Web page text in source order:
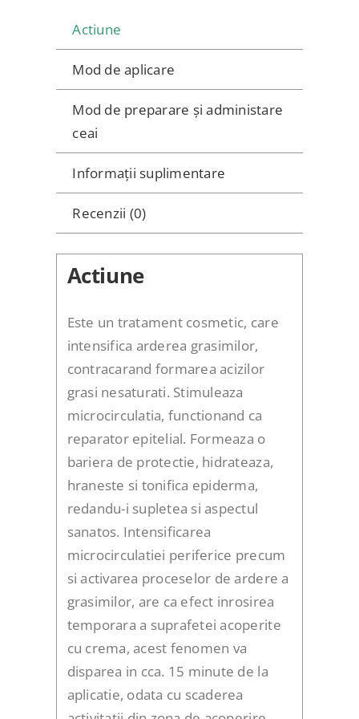
Actiune
Mod de aplicare
Mod de preparare și administare
ceai
Informații suplimentare
Recenzii (0)
Actiune
Este un tratament cosmetic, care
intensifica arderea grasimilor,
contracarand formarea acizilor
grasi nesaturati. Stimuleaza
microcirculatia, functionand ca
reparator epitelial. Formeaza o
bariera de protectie, hidrateaza,
hraneste si tonifica epiderma,
redandu-i supletea si aspectul
sanatos. Intensificarea
microcirculatiei periferice precum
si activarea proceselor de ardere a
grasimilor, are ca efect inrosirea
temporara a suprafetei acoperite
cu crema, acest fenomen va
disparea in cca. 15 minute de la
aplicatie, odata cu scaderea